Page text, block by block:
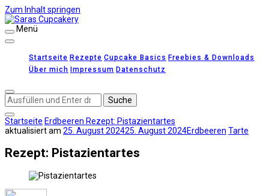
Zum Inhalt springen
Menü
Startseite Rezepte Cupcake Basics Freebies & Downloads
Über mich Impressum Datenschutz
Suchst
du
nach
etwas?
Startseite Erdbeeren Rezept: Pistazientartes
aktualisiert am 25. August 202425. August 2024Erdbeeren Tarte
Rezept: Pistazientartes